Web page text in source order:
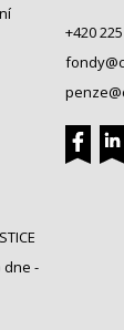
dne -
+420